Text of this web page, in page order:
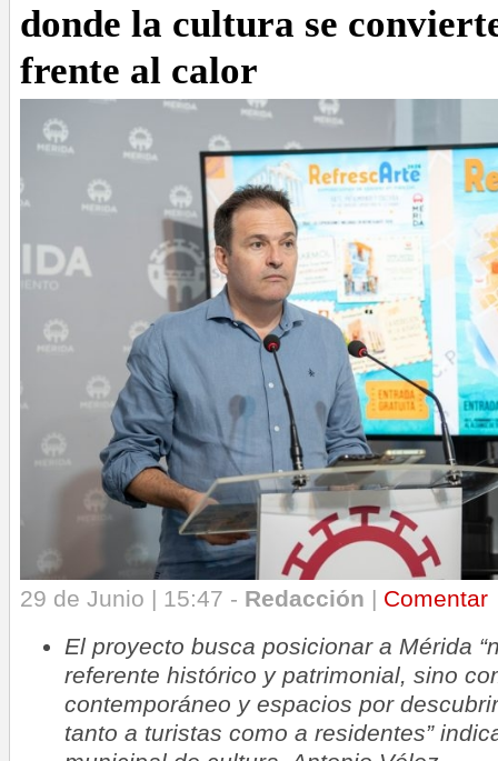
donde la cultura se
frente al calor
29 de Junio | 15:47 - Redacción | Comentar
El proyecto busca posicionar a Mérida
referente histórico y patrimonial, sino
contemporáneo y espacios por
tanto a turistas como a residentes”